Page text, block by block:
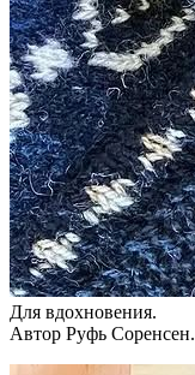
Для вдохновения.
Автор Руфь Соренсен.